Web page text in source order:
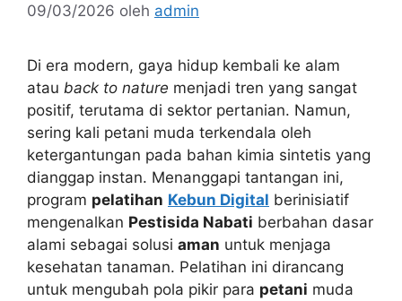
09/03/2026 oleh admin
Di era modern, gaya hidup kembali ke alam
atau back to nature menjadi tren yang sangat
positif, terutama di sektor pertanian. Namun,
sering kali petani muda terkendala oleh
ketergantungan pada bahan kimia sintetis yang
dianggap instan. Menanggapi tantangan ini,
program pelatihan Kebun Digital berinisiatif
mengenalkan Pestisida Nabati berbahan dasar
alami sebagai solusi aman untuk menjaga
kesehatan tanaman. Pelatihan ini dirancang
untuk mengubah pola pikir para petani muda